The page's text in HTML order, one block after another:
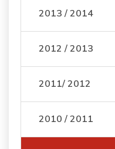
2013 / 2014
2012 / 2013
2011/ 2012
2010 / 2011